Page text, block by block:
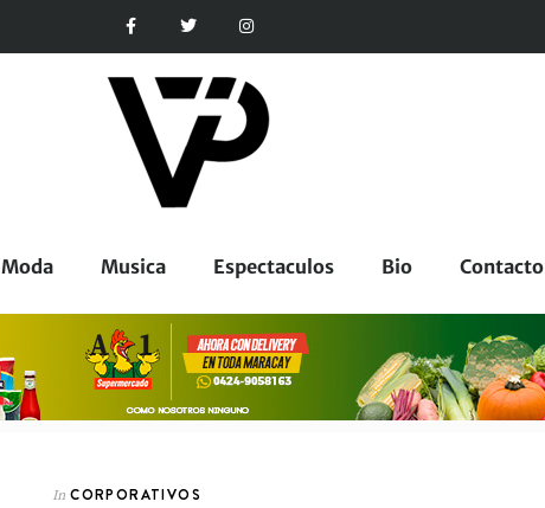
Moda Musica Espectaculos Bio Contacto
In CORPORATIVOS